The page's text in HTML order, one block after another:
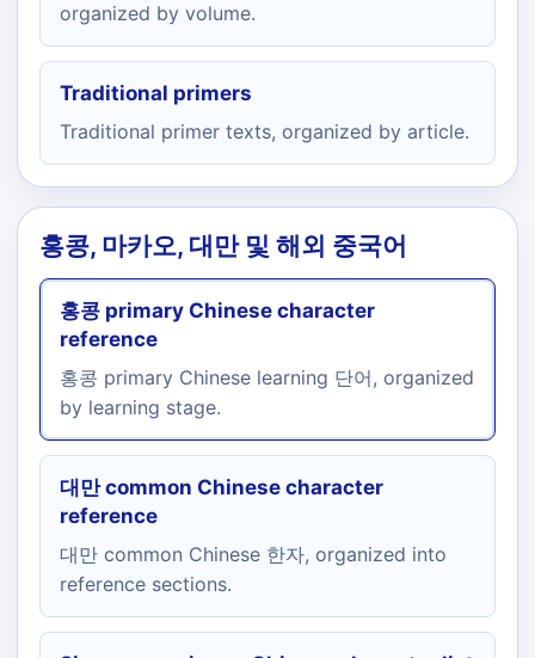
organized by volume.
Traditional primers
Traditional primer texts, organized by article.
홍콩, 마카오, 대만 및 해외 중국어
홍콩 primary Chinese character
reference
홍콩 primary Chinese learning 단어, organized
by learning stage.
대만 common Chinese character
reference
대만 common Chinese 한자, organized into
reference sections.